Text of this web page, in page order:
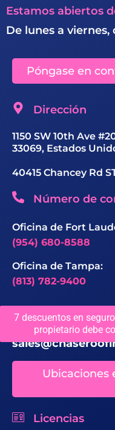
7 descuentos en
propietario debe
Estamos abiertos
De lunes a viernes,
Póngase en
Dirección
1150 SW 10th Ave
33069, Estados
40415 Chancey Rd
Número de
Oficina de Fort
(954) 680-8588
Oficina de Tampa:
(813) 782-9400
ID de correo
Ubicaciones
Licencias